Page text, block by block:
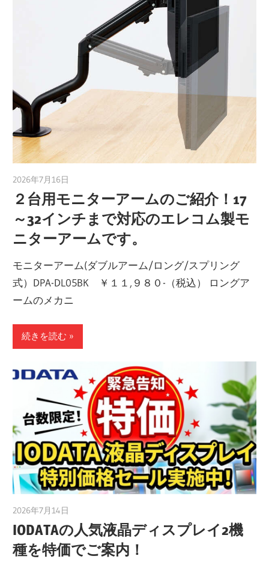
2026年7月16日
２台用モニターアームのご紹介！17
～32インチまで対応のエレコム製モ
ニターアームです。
モニターアーム(ダブルアーム/ロング/スプリング
式）DPA-DL05BK ￥１１,９８０-（税込） ロングア
ームのメカニ
続きを読む
2026年7月14日
IODATAの人気液晶ディスプレイ2機
種を特価でご案内！